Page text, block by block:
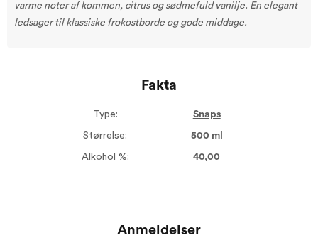
varme noter af kommen, citrus og sødmefuld vanilje. En elegant
ledsager til klassiske frokostborde og gode middage.
Fakta
Type: Snaps
Størrelse: 500 ml
Alkohol %: 40,00
Anmeldelser